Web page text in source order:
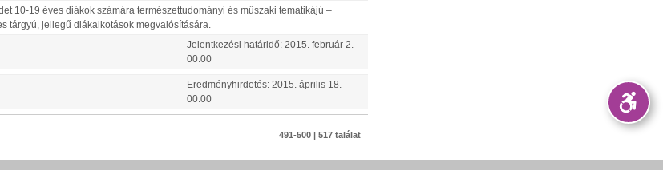
10-19 éves diákok számára természettudományi és műszaki tematikájú –
tárgyú, jellegű diákalkotások megvalósítására.
Jelentkezési határidő: 2015. február 2
00:00
Eredményhirdetés: 2015. április 18
00:00
491-500 | 517 találat